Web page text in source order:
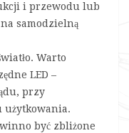
i przewodu lub
samodzielną
Warto
LED –
przy
użytkowania.
być zbliżone